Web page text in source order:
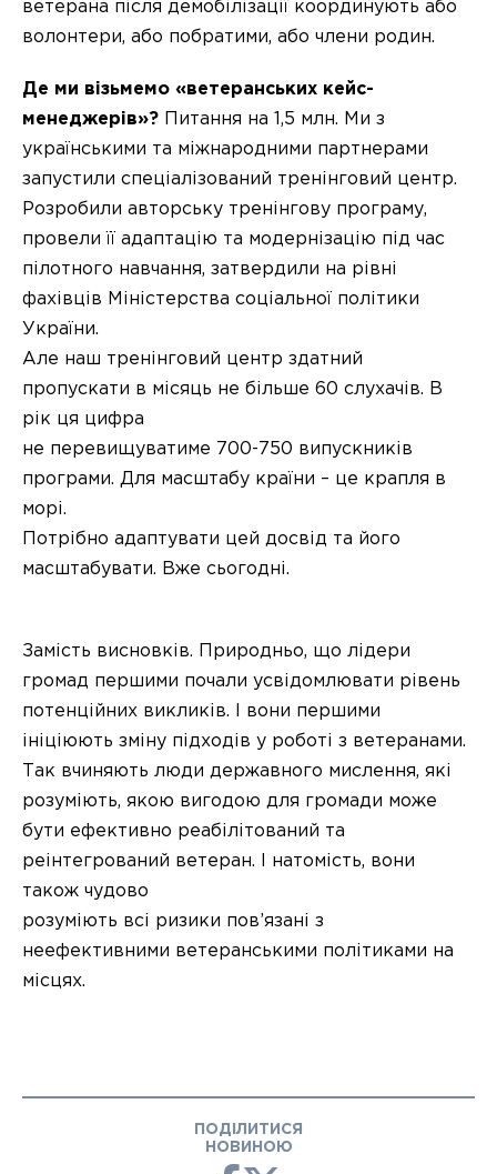
ветерана після демобілізації координують або
волонтери, або побратими, або члени родин.
Де ми візьмемо «ветеранських кейс-
менеджерів»? Питання на 1,5 млн. Ми з
українськими та міжнародними партнерами
запустили спеціалізований тренінговий центр.
Розробили авторську тренінгову програму,
провели її адаптацію та модернізацію під час
пілотного навчання, затвердили на рівні
фахівців Міністерства соціальної політики
України.
Але наш тренінговий центр здатний
пропускати в місяць не більше 60 слухачів. В
рік ця цифра
не перевищуватиме 700-750 випускників
програми. Для масштабу країни – це крапля в
морі.
Потрібно адаптувати цей досвід та його
масштабувати. Вже сьогодні.
Замість висновків. Природньо, що лідери
громад першими почали усвідомлювати рівень
потенційних викликів. І вони першими
ініціюють зміну підходів у роботі з ветеранами.
Так вчиняють люди державного мислення, які
розуміють, якою вигодою для громади може
бути ефективно реабілітований та
реінтегрований ветеран. І натомість, вони
також чудово
розуміють всі ризики пов’язані з
неефективними ветеранськими політиками на
місцях.
ПОДІЛИТИСЯ
НОВИНОЮ